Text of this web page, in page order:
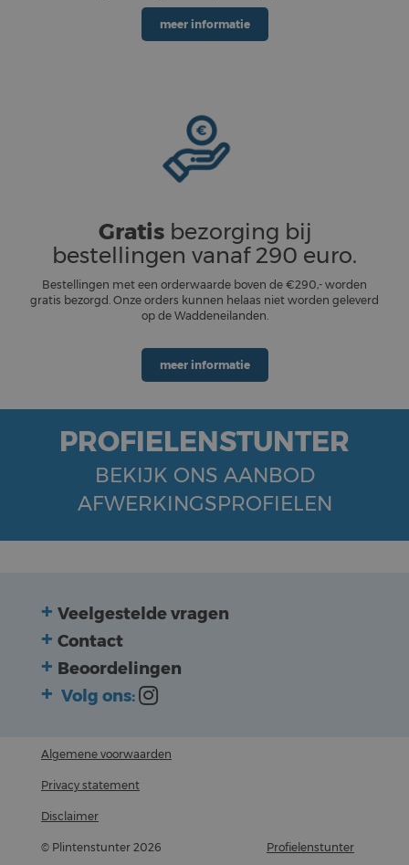
meer informatie
Gratisbezorging bij
bestellingen vanaf 290 euro.
Bestellingen met een orderwaarde boven de €290,- worden
gratis bezorgd. Onze orders kunnen helaas niet worden geleverd
op de Waddeneilanden.
meer informatie
PROFIELENSTUNTER
BEKIJK ONS AANBOD
AFWERKINGSPROFIELEN
Veelgestelde vragen
Contact
Beoordelingen
Volg ons:
Algemene voorwaarden
Privacy statement
Disclaimer
© Plintenstunter 2026 Profielenstunter